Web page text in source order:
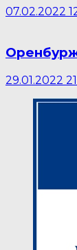
07.02.2022
29.01.2022